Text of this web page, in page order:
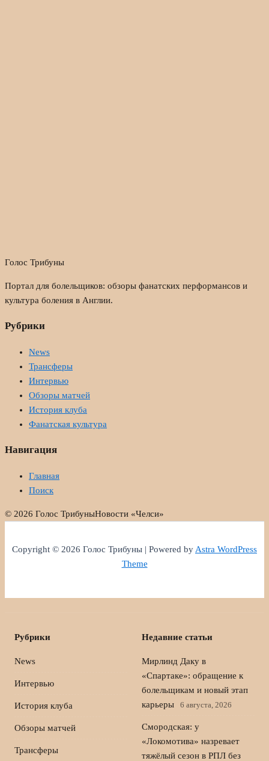
Голос Трибуны
Портал для болельщиков: обзоры фанатских перформансов и
культура боления в Англии.
Рубрики
News
Трансферы
Интервью
Обзоры матчей
История клуба
Фанатская культура
Навигация
Главная
Поиск
© 2026 Голос ТрибуныНовости «Челси»
Copyright © 2026 Голос Трибуны | Powered byAstra WordPress
Theme
Рубрики
News
Интервью
История клуба
Обзоры матчей
Трансферы
Недавние статьи
Мирлинд Даку в
«Спартаке»: обращение к
болельщикам и новый этап
карьеры
6 августа, 2026
Смородская: у
«Локомотива» назревает
тяжёлый сезон в РПЛ без